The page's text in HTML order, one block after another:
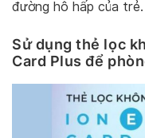
đường hô hấp của trẻ.
Sử dụng thẻ lọc
Card Plus để